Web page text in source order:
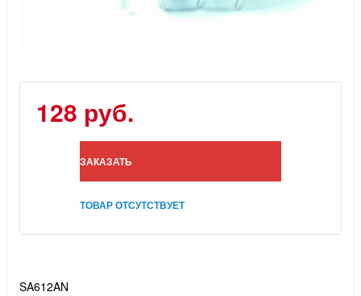
128 руб.
ЗАКАЗАТЬ
ТОВАР ОТСУТСТВУЕТ
SA612AN